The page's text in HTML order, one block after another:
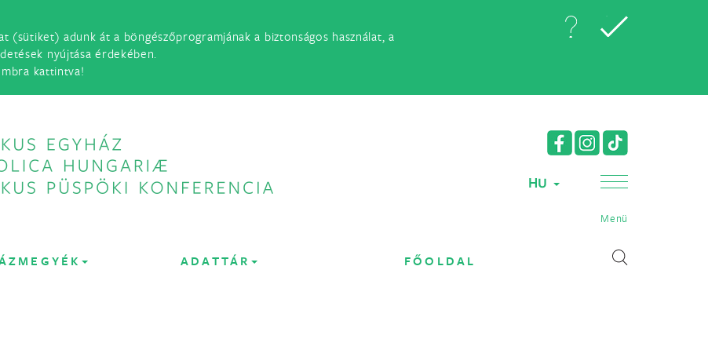
(sütiket) adunk át a böngészőprogramjának a biztonságos használat, a
nyújtása érdekében.
kattintva!
HU
Menü
ADATTÁR FŐOLDAL